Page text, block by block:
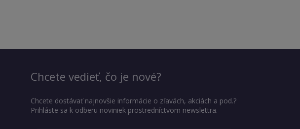
Chcete vedieť, čo je nové?
Chcete dostávať najnovšie informácie o zľavách, akciách a pod.?
Prihláste sa k odberu noviniek prostredníctvom newslettra.